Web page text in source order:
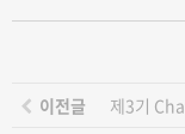
이전글
제3기